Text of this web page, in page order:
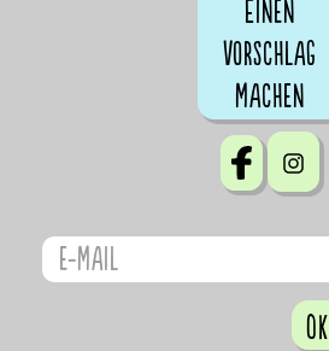
Einen
Vorschlag
machen
OK